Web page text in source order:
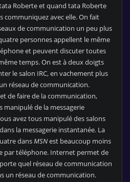
Roberte et quand tata Roberte
communiquez avec elle. On fait
de communication un peu plus
personnes appellent le même
et peuvent discuter toutes
temps. On est à deux doigts
le salon IRC, en vachement plus
un réseau de communication.
de faire de la communication,
manipulé de la messagerie
avez tous manipulé des salons
la messagerie instantanée. La
dansMSNest beaucoup moins
par téléphone. Internet permet de
quel réseau de communication
un réseau de communication.